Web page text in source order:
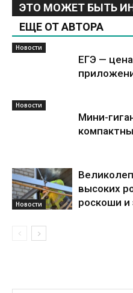
ЭТО МОЖЕТ БЫТЬ
ЕЩЕ ОТ АВТОРА
Новости
ЕГЭ —
Новости
Мини-
Новости
высоких
роскоши и